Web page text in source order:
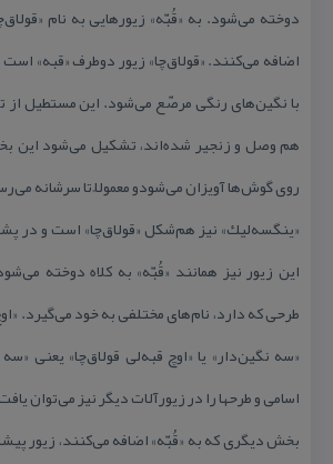
دوخته می‌شود. به «قُبّه» زیورهایی به نام
اضافه می‌كنند. «قولاق‌چا» زیور دوطرف «قبه»
با نگین‌های رنگی مرصّع می‌شود. این مستطیل
هم وصل و زنجیر شده‌اند، تشكیل می‌شود این
روی گوش‌ها آویزان می‌شودو معمولاً تا سرشانه
«ینگسه‌لیك» نیز هم‌شكل «قولاق‌چا» است و در
این زیور نیز همانند «قُبّه» به كلاه دوخته
طرحی كه دارد، نام‌های مختلفی به خود می‌گیرد.
«سه نگین‌دار» یا «اوچ قبه‌لی قولاق‌چا» یعنی
اسامی و طرحها را در زیورآلات دیگر نیز می‌توان
بخش دیگری كه به «قُبّه» اضافه می‌كنند، زیور